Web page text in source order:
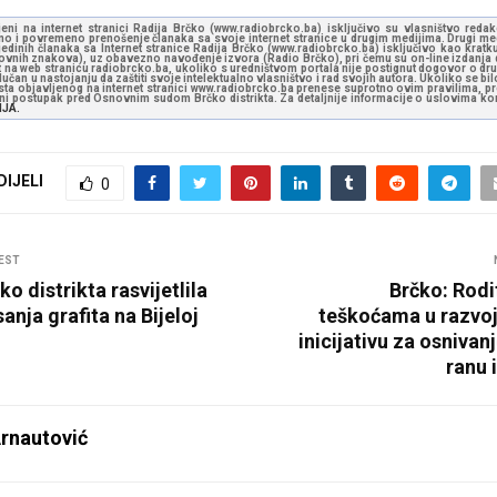
na internet stranici Radija Brčko (www.radiobrcko.ba) isključivo su vlasništvo
i povremeno prenošenje članaka sa svoje internet stranice u drugim medijima. Drugi
članaka sa Internet stranice Radija Brčko (www.radiobrcko.ba) isključivo kao
znakova), uz obavezno navođenje izvora (Radio Brčko), pri čemu su on-line izdanja
web stranicu radiobrcko.ba, ukoliko s uredništvom portala nije postignut dogovor o
u nastojanju da zaštiti svoje intelektualno vlasništvo i rad svojih autora. Ukoliko se
objavljenog na internet stranici www.radiobrcko.ba prenese suprotno ovim pravilima,
postupak pred Osnovnim sudom Brčko distrikta. Za detaljnije informacije o uslovima
0
distrikta rasvijetlila
grafita na Bijeloj
Brčko:
teškoćama u
inicijativu za
ranu